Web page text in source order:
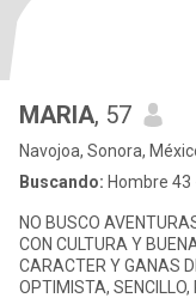
MARIA, 57
Navojoa, Sonora,
Buscando: Hombre 43
NO BUSCO
CON CULTURA Y
CARACTER Y GANAS
OPTIMISTA, SENCILLO,